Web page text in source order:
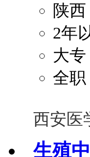
定期团建
解决户口
员工旅游
陕西
2年
大专
全职
西安医
生殖